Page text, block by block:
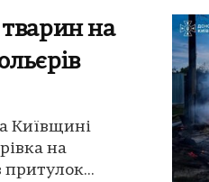
на
Київщині
на